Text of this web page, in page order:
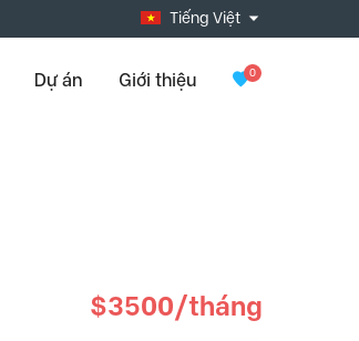
Tiếng Việt
Dự án Giới thiệu 0
$3500/tháng